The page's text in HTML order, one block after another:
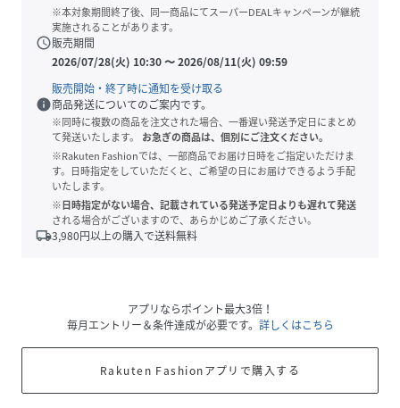
※本対象期間終了後、同一商品にてスーパーDEALキャンペーンが継続
実施されることがあります。
schedule販売期間
2026/07/28(火) 10:30〜2026/08/11(火) 09:59
販売開始・終了時に通知を受け取る
info商品発送についてのご案内です。
※同時に複数の商品を注文された場合、一番遅い発送予定日にまとめ
て発送いたします。
お急ぎの商品は、個別にご注文ください。
※Rakuten Fashionでは、一部商品でお届け日時をご指定いただけま
す。日時指定をしていただくと、ご希望の日にお届けできるよう手配
いたします。
※日時指定がない場合、記載されている発送予定日よりも遅れて発送
される場合がございますので、あらかじめご了承ください。
local_shipping3,980円以上の購入で送料無料
アプリならポイント最大3倍！
毎月エントリー＆条件達成が必要です。 詳しくはこちら
Rakuten Fashionアプリで購入する